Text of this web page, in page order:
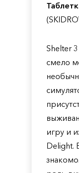
Shelter
смело
игру и
Delight.